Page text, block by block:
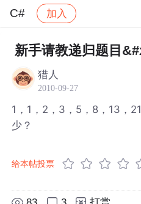
C# 加入
社区 C# 帖子详情
新手请教递归题目
猎人
2010-09-27
1，1，2，3，5，8，13，
少？
给本帖投票